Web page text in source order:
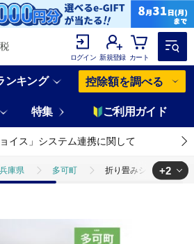
ログイン 新規登録 カート
ンキング 控除額を調べる
特集 ご利用ガイド
ョイス」システム連携に関して
兵庫県 多可町 折り畳みシーリングラ
+2